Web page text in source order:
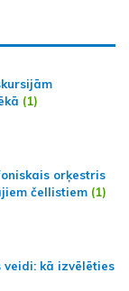
(1)
orķestris
čellistiem (1)
kā izvēlēties